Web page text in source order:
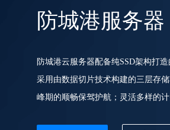
防城港服务器
防城港云服务器配备纯SSD架构打
采用由数据切片技术构建的三层存
峰期的顺畅保驾护航；灵活多样的